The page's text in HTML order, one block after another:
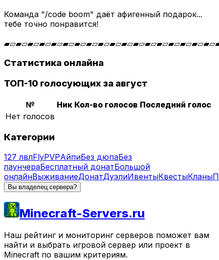
Команда "/code boom" даёт афигенный подарок...
тебе точно понравится!
Статистика онлайна
ТОП-10 голосующих за август
№ Ник Кол-во голосов Последний голос
Нет голосов
Категории
127 лвлFlyPVPАйпиБез дюпаБез
лаунчераБесплатный донатБольшой
онлайнВыживаниеДонатДуэлиИвентыКвестыКланы
Вы владелец сервера?
Minecraft-Servers.ru
Наш рейтинг и мониторинг серверов поможет вам
найти и выбрать игровой сервер или проект в
Minecraft по вашим критериям.